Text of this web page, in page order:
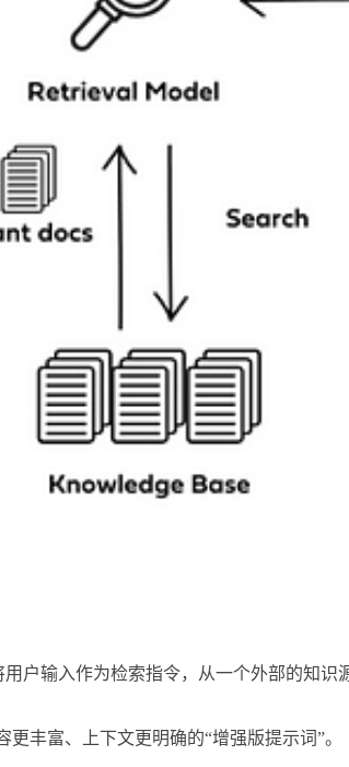
户输入作为检索指令，从一个外部的知识
丰富、上下文更明确的“增强版提示词”。